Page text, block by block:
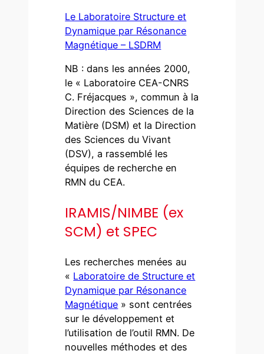
Le Laboratoire Structure et
Dynamique par Résonance
Magnétique – LSDRM
NB : dans les années 2000,
le « Laboratoire CEA-CNRS
C. Fréjacques », commun à la
Direction des Sciences de la
Matière (DSM) et la Direction
des Sciences du Vivant
(DSV), a rassemblé les
équipes de recherche en
RMN du CEA.
IRAMIS/NIMBE (ex
SCM) et SPEC
Les recherches menées au
« Laboratoire de Structure et
Dynamique par Résonance
Magnétique » sont centrées
sur le développement et
l’utilisation de l’outil RMN. De
nouvelles méthodes et des